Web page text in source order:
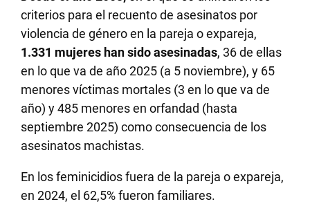
criterios para el recuento de asesinatos por
violencia de género en la pareja o expareja,
1.331 mujeres han sido asesinadas, 36 de ellas
en lo que va de año 2025 (a 5 noviembre), y 65
menores víctimas mortales (3 en lo que va de
año) y 485 menores en orfandad (hasta
septiembre 2025) como consecuencia de los
asesinatos machistas.
En los feminicidios fuera de la pareja o expareja,
en 2024, el 62,5% fueron familiares.